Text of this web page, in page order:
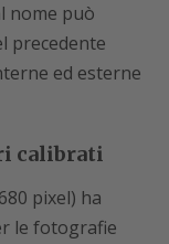
nome può
precedente
ed esterne
calibrati
pixel) ha
le fotografie